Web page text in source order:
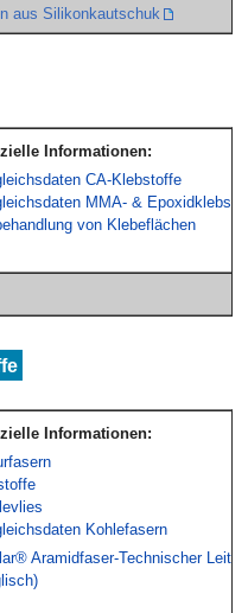
aus Silikonkautschuk
Informationen:
CA-Klebstoffe
MMA- &
von Klebeflächen
Informationen:
Kohlefasern
Aramidfaser-Technischer